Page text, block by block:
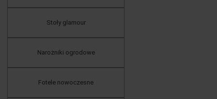
Stoły glamour
Narożniki ogrodowe
Fotele nowoczesne